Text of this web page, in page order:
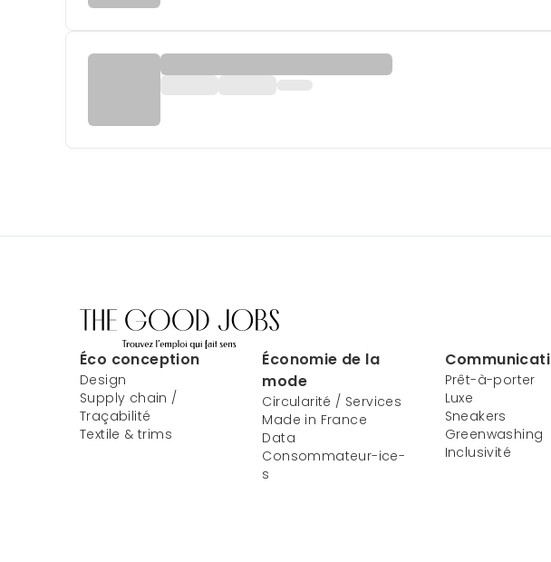
Éco conception
Design
Supply chain /
Traçabilité
Textile & trims
Économie de la
mode
Circularité / Services
Made in France
Data
Consommateur-ice-
s
Prêt-à-porter
Luxe
Sneakers
Greenwashing
Inclusivité